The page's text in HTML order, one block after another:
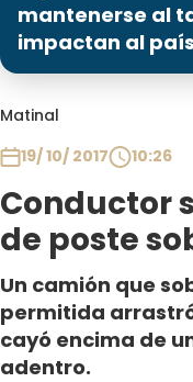
mantenerse al
impactan al
Matinal
19/ 10/ 2017
10:26
Conductor
de poste
Un camión que
permitida
cayó encima de
adentro.
Club De La
Contigo en
Plan Perfecto
El Tiempo
Sabingo
Todos Los